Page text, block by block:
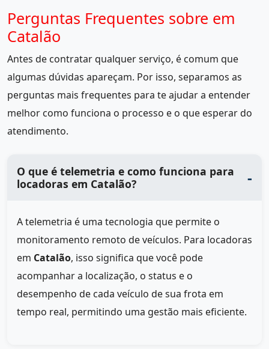
Perguntas Frequentes sobre em
Catalão
Antes de contratar qualquer serviço, é comum que
algumas dúvidas apareçam. Por isso, separamos as
perguntas mais frequentes para te ajudar a entender
melhor como funciona o processo e o que esperar do
atendimento.
O que é telemetria e como funciona para
locadoras em Catalão?
A telemetria é uma tecnologia que permite o
monitoramento remoto de veículos. Para locadoras
em Catalão, isso significa que você pode
acompanhar a localização, o status e o
desempenho de cada veículo de sua frota em
tempo real, permitindo uma gestão mais eficiente.